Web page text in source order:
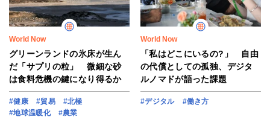
World Now
グリーンランドの氷床が生ん
だ「サプリの粒」 微細な砂
は食料危機の鍵になり得るか
#健康 #貿易
#北極
#地球温暖化
#農業
World Now
「私はどこにいるの?」 自由
の代償としての孤独、デジタ
ルノマドが語った課題
#デジタル #働き方